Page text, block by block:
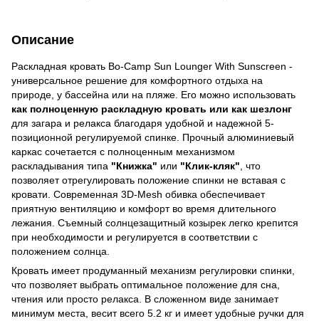
Описание
Раскладная кровать Bo-Camp Sun Lounger With Sunscreen -
универсальное решение для комфортного отдыха на
природе, у бассейна или на пляже. Его можно использовать
как полноценную раскладную кровать или как шезлонг
для загара и релакса благодаря удобной и надежной 5-
позиционной регулируемой спинке. Прочный алюминиевый
каркас сочетается с полноценным механизмом
раскладывания типа "Книжка" или "Клик-кляк" , что
позволяет отрегулировать положение спинки не вставая с
кровати. Современная 3D-Mesh обивка обеспечивает
приятную вентиляцию и комфорт во время длительного
лежания. Съемный солнцезащитный козырек легко крепится
при необходимости и регулируется в соответствии с
положением солнца.
Кровать имеет продуманный механизм регулировки спинки,
что позволяет выбрать оптимальное положение для сна,
чтения или просто релакса. В сложенном виде занимает
минимум места, весит всего 5.2 кг и имеет удобные ручки для